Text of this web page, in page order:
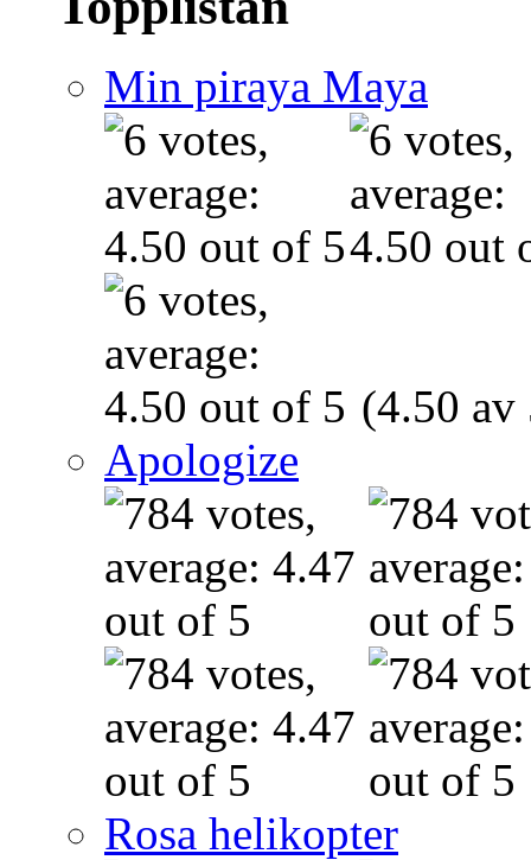
Min piraya Maya
(4.50 av
Apologize
Rosa helikopter